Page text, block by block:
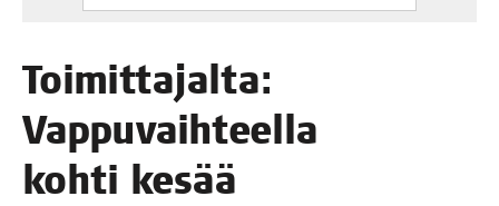
Toi­mit­ta­jal­ta:
Vap­pu­vaih­teel­la
koh­ti kesää